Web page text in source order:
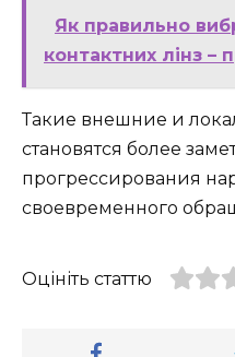
Як правильно
контактних лінз –
Такие внешние и
становятся более
прогрессирования
своевременного
Оцініть статтю